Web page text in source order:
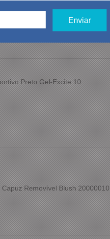
Preto Gel-Excite 10
Removível Blush 20000010